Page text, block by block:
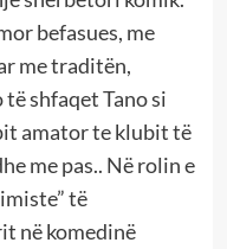
befasues, me
me traditën,
shfaqet Tano si
amator te klubit të
me pas.. Në rolin e
të
në komedinë